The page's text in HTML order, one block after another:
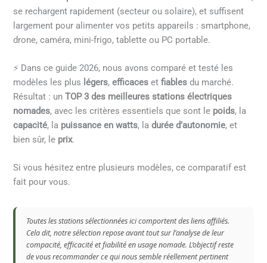
se rechargent rapidement (secteur ou solaire), et suffisent
largement pour alimenter vos petits appareils : smartphone,
drone, caméra, mini-frigo, tablette ou PC portable.
⚡ Dans ce guide 2026, nous avons comparé et testé les
modèles les plus légers,efficaces etfiables du marché.
Résultat : unTOP 3 des meilleures stations électriques
nomades, avec les critères essentiels que sont le poids, la
capacité, la puissance en watts, ladurée d’autonomie, et
bien sûr, le prix.
Si vous hésitez entre plusieurs modèles, ce comparatif est
fait pour vous.
Toutes les stations sélectionnées ici comportent des liens affiliés.
Cela dit, notre sélection repose avant tout sur l’analyse de leur
compacité, efficacité et fiabilité en usage nomade. L’objectif reste
de vous recommander ce qui nous semble réellement pertinent